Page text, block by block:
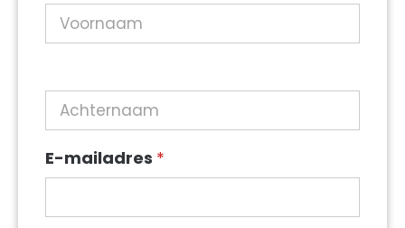
E-mailadres *